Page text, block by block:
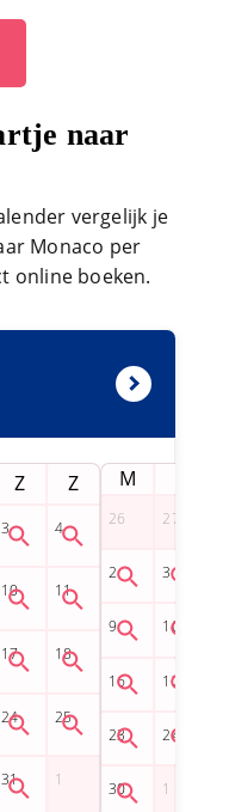
naar
vergelijk je
Monaco per
online boeken.
Z Z M